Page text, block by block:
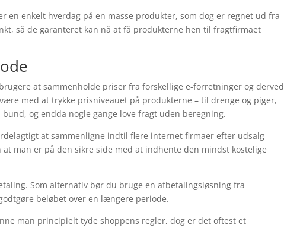
en enkelt hverdag på en masse produkter, som dog er regnet ud fra
så de garanteret kan nå at få produkterne hen til fragtfirmaet
at sammenholde priser fra forskellige e-forretninger og derved
med at trykke prisniveauet på produkterne – til drenge og piger,
og endda nogle gange love fragt uden beregning.
at sammenligne indtil flere internet firmaer efter udsalg
man er på den sikre side med at indhente den mindst kostelige
Som alternativ bør du bruge en afbetalingsløsning fra
beløbet over en længere periode.
man principielt tyde shoppens regler, dog er det oftest et